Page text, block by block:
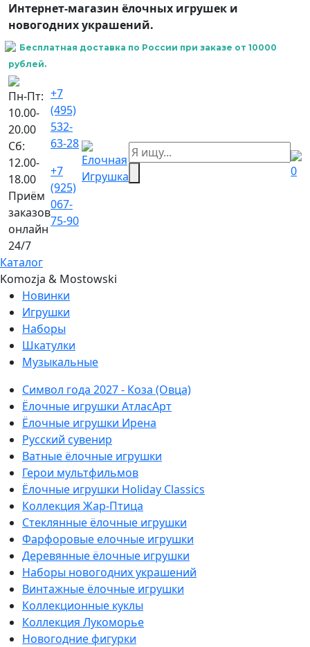
Интернет-магазин ёлочных игрушек и
новогодних украшений.
Бесплатная доставка по России при заказе от 10000
рублей.
Пн-Пт:
10.00-
20.00
Сб:
12.00-
18.00
Приём
заказов
онлайн
24/7
+7
(495)
532-
63-28
+7
(925)
067-
75-90
0
Каталог
Komozja & Mostowski
Новинки
Игрушки
Наборы
Шкатулки
Музыкальные
Символ года 2027 - Коза (Овца)
Ёлочные игрушки АтласАрт
Ёлочные игрушки Ирена
Русский сувенир
Ватные ёлочные игрушки
Герои мультфильмов
Ёлочные игрушки Holiday Classics
Коллекция Жар-Птица
Стеклянные ёлочные игрушки
Фарфоровые елочные игрушки
Деревянные ёлочные игрушки
Наборы новогодних украшений
Винтажные ёлочные игрушки
Коллекционные куклы
Коллекция Лукоморье
Новогодние фигурки